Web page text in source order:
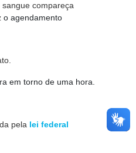
compareça
o agendamento
em torno de uma hora.
pela lei federal